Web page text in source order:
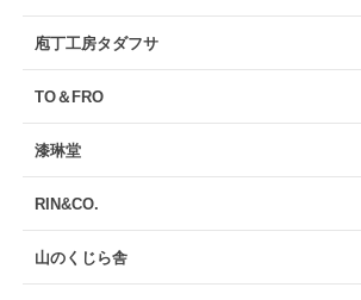
庖丁工房タダフサ
TO＆FRO
漆琳堂
RIN&CO.
山のくじら舎